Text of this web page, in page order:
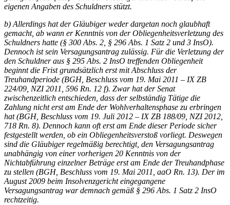
eigenen Angaben des Schuldners stützt.
b) Allerdings hat der Gläubiger weder dargetan noch glaubhaft
gemacht, ab wann er Kenntnis von der Obliegenheitsverletzung des
Schuldners hatte (§ 300 Abs. 2, § 296 Abs. 1 Satz 2 und 3 InsO).
Dennoch ist sein Versagungsantrag zulässig. Für die Verletzung der
den Schuldner aus § 295 Abs. 2 InsO treffenden Obliegenheit
beginnt die Frist grundsätzlich erst mit Abschluss der
Treuhandperiode (BGH, Beschluss vom 19. Mai 2011 – IX ZB
224/09, NZI2011, 596 Rn. 12 f). Zwar hat der Senat
zwischenzeitlich entschieden, dass der selbständig Tätige die
Zahlung nicht erst am Ende der Wohlverhaltensphase zu erbringen
hat (BGH, Beschluss vom 19. Juli 2012 – IX ZB 188/09, NZI2012,
718 Rn. 8). Dennoch kann oft erst am Ende dieser Periode sicher
festgestellt werden, ob ein Obliegenheitsverstoß vorliegt. Deswegen
sind die Gläubiger regelmäßig berechtigt, den Versagungsantrag
unabhängig von einer vorherigen 20 Kenntnis von der
Nichtabführung einzelner Beträge erst am Ende der Treuhandphase
zu stellen (BGH, Beschluss vom 19. Mai 2011, aaO Rn. 13). Der im
August 2009 beim Insolvenzgericht eingegangene
Versagungsantrag war demnach gemäß § 296 Abs. 1 Satz 2 InsO
rechtzeitig.